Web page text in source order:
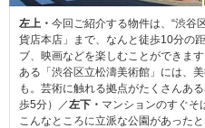
左上・ 今回ご紹介する物件は、“渋谷
貨店本店」まで、なんと徒歩10分の
ブ、映画などを楽しむことができま
ある「渋谷区立松濤美術館」には、
も。芸術に触れる拠点がたくさんあ
歩5分）／左下・ マンションのすぐそ
こんなところに立派な公園があった